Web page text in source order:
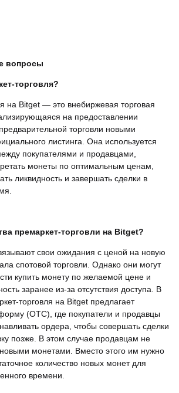
вопросы
торговля?
на Bitget — это внебиржевая торговая
на предоставлении
торговли новыми
листинга. Она используется
покупателями и продавцами,
монеты по оптимальным ценам,
ликвидность и завершать сделки в
премаркет-торговли на Bitget?
свои ожидания с ценой на новую
спотовой торговли. Однако они могут
купить монету по желаемой цене и
заранее из-за отсутствия доступа. В
торговля на Bitget предлагает
(OTC), где покупатели и продавцы
ордера, чтобы совершать сделки
позже. В этом случае продавцам не
новыми монетами. Вместо этого им нужно
количество новых монет для
времени.